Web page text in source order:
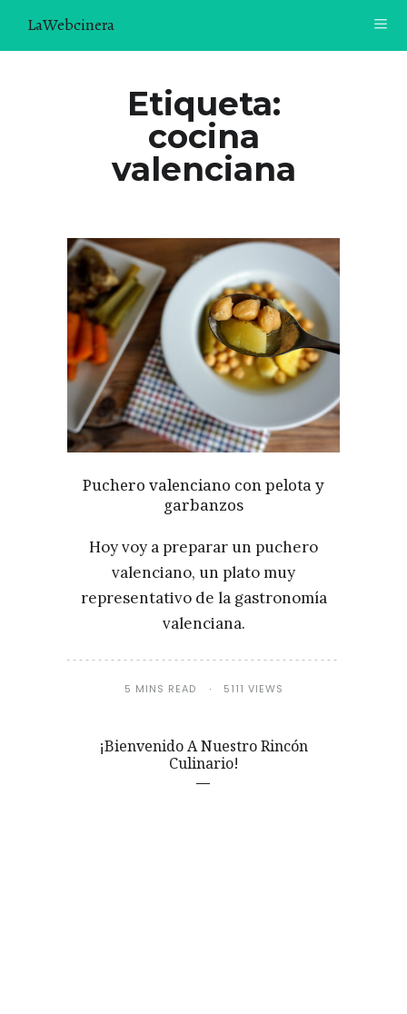
LaWebcinera
¿TE GUSTARÍA UNIRTE A NUESTRA AVENTURA GASTRON
ÓMICA?
ÚNETE A LA NEWSLETTER
RECOMENDACIONES
Etiqueta:
cocina
valenciana
Puchero valenciano con pelota y
garbanzos
Hoy voy a preparar un puchero
valenciano, un plato muy
representativo de la gastronomía
valenciana.
5 MINS READ 5111 VIEWS
¡Bienvenido A Nuestro Rincón
Culinario!